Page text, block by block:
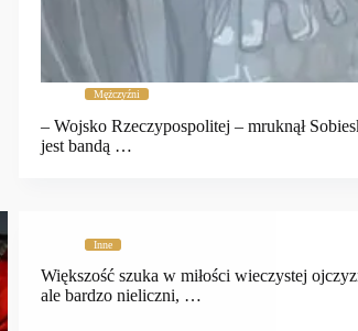
Mężczyźni
– Wojsko Rzeczypospolitej – mruknął
jest bandą …
Inne
Większość szuka w miłości wieczystej
ale bardzo nieliczni, …